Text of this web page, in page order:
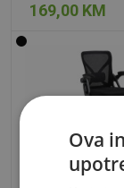
169,00 KM
Uredska stolica
Ova